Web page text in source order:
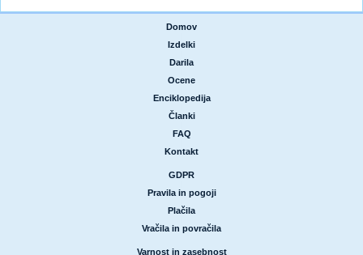
Domov
Izdelki
Darila
Ocene
Enciklopedija
Članki
FAQ
Kontakt
GDPR
Pravila in pogoji
Plačila
Vračila in povračila
Varnost in zasebnost